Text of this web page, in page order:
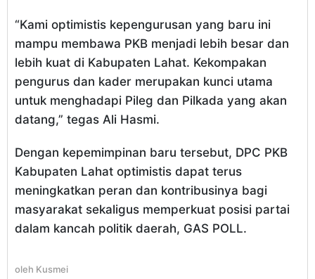
“Kami optimistis kepengurusan yang baru ini
mampu membawa PKB menjadi lebih besar dan
lebih kuat di Kabupaten Lahat. Kekompakan
pengurus dan kader merupakan kunci utama
untuk menghadapi Pileg dan Pilkada yang akan
datang,” tegas Ali Hasmi.
Dengan kepemimpinan baru tersebut, DPC PKB
Kabupaten Lahat optimistis dapat terus
meningkatkan peran dan kontribusinya bagi
masyarakat sekaligus memperkuat posisi partai
dalam kancah politik daerah, GAS POLL.
oleh Kusmei